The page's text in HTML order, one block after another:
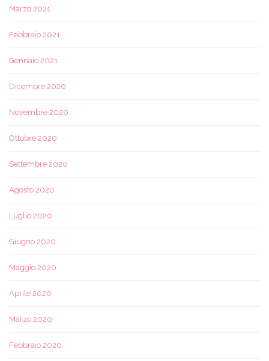
Marzo 2021
Febbraio 2021
Gennaio 2021
Dicembre 2020
Novembre 2020
Ottobre 2020
Settembre 2020
Agosto 2020
Luglio 2020
Giugno 2020
Maggio 2020
Aprile 2020
Marzo 2020
Febbraio 2020